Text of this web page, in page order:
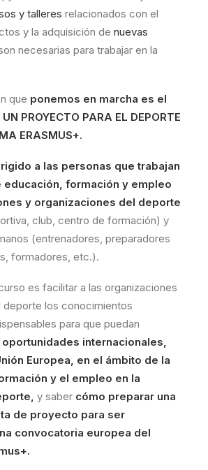
y talleres relacionados con el
y la adquisición de nuevas
necesarias para trabajar en la
que ponemos en marcha es el
UN PROYECTO PARA EL DEPORTE
ERASMUS+.
a las personas que trabajan
educación, formación y empleo
y organizaciones del deporte
club, centro de formación) y
(entrenadores, preparadores
formadores, etc.).
es facilitar a las organizaciones
deporte los conocimientos
para que puedan
internacionales,
Europea, en el ámbito de la
y el empleo en la
y saber cómo preparar una
de proyecto para ser
convocatoria europea del